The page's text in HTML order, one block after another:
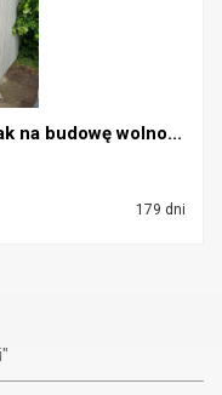
na budowę wolno...
179 dni